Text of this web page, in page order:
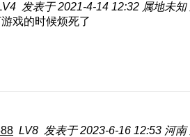
发表于 2021-4-14 12:32 属地未知
戏的时候烦死了
LV8 发表于 2023-6-16 12:53 河南